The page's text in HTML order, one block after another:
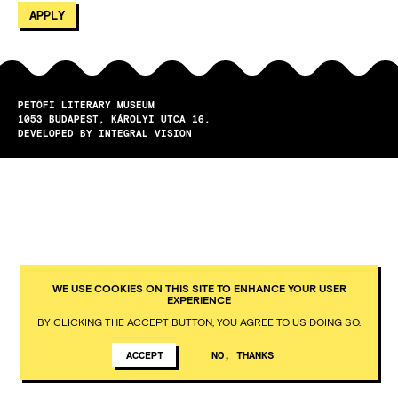
PETŐFI LITERARY MUSEUM
1053
BUDAPEST
KÁROLYI UTCA 16.
DEVELOPED BY INTEGRAL VISION
WE USE COOKIES ON THIS SITE TO ENHANCE YOUR USER
EXPERIENCE
BY CLICKING THE ACCEPT BUTTON, YOU AGREE TO US DOING SO.
ACCEPT NO, THANKS